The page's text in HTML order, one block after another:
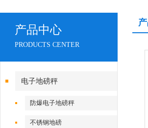
产品中心
PRODUCTS CENTER
电子地磅秤
防爆电子地磅秤
不锈钢地磅